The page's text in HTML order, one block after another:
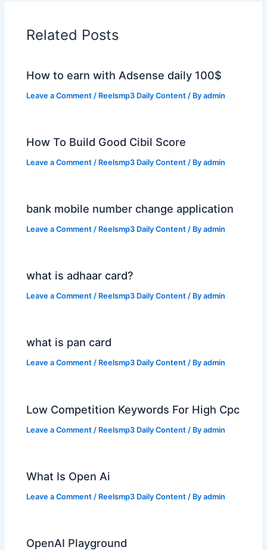
Related Posts
How to earn with Adsense daily 100$
Leave a Comment / Reelsmp3 Daily Content / Byadmin
How To Build Good Cibil Score
Leave a Comment / Reelsmp3 Daily Content / Byadmin
bank mobile number change application
Leave a Comment / Reelsmp3 Daily Content / Byadmin
what is adhaar card?
Leave a Comment / Reelsmp3 Daily Content / Byadmin
what is pan card
Leave a Comment / Reelsmp3 Daily Content / Byadmin
Low Competition Keywords For High Cpc
Leave a Comment / Reelsmp3 Daily Content / Byadmin
What Is Open Ai
Leave a Comment / Reelsmp3 Daily Content / Byadmin
OpenAI Playground